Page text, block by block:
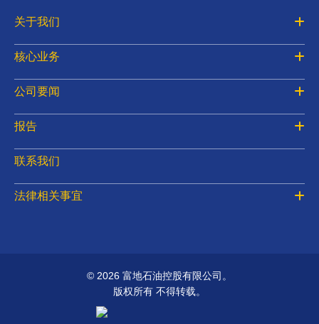
关于我们
核心业务
公司要闻
报告
联系我们
法律相关事宜
© 2026 富地石油控股有限公司。
版权所有 不得转载。